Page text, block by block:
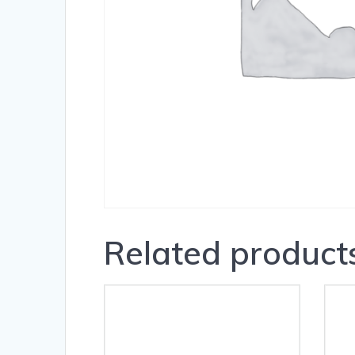
Related